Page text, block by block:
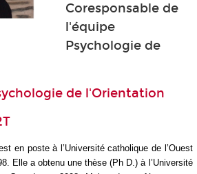
Coresponsable de
l'équipe
Psychologie de
de l'Orientation
en poste à l’Université catholique de l’Ouest
Elle a obtenu une thèse (Ph D.) à l’Université